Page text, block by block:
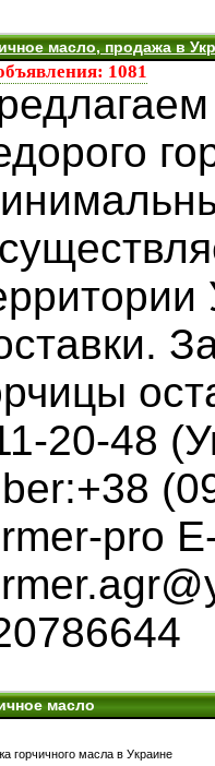
1081
масло, продажа в
20-48
pro
масло
горчичного масла в Украине